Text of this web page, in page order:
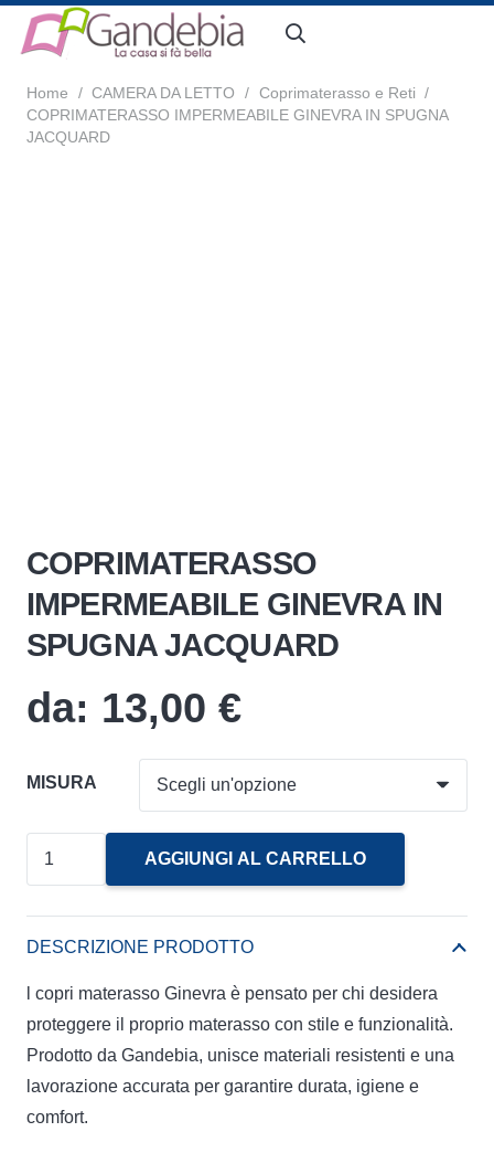
Home / CAMERA DA LETTO / Coprimaterasso e Reti /
COPRIMATERASSO IMPERMEABILE GINEVRA IN SPUGNA
JACQUARD
COPRIMATERASSO
IMPERMEABILE GINEVRA IN
SPUGNA JACQUARD
da: 13,00 €
MISURA
IN
JACQUARD
quantità
AGGIUNGI AL CARRELLO
DESCRIZIONE PRODOTTO
l copri materasso Ginevra è pensato per chi desidera
proteggere il proprio materasso con stile e funzionalità.
Prodotto da Gandebia, unisce materiali resistenti e una
lavorazione accurata per garantire durata, igiene e
comfort.